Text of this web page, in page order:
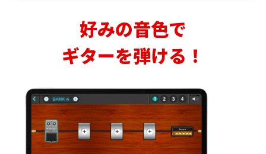
好みの音色で
ギターを弾ける！